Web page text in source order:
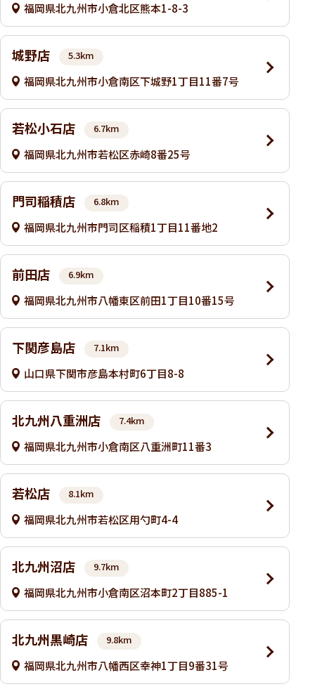
福岡県北九州市小倉北区熊本1-8-3
城野店 5.3km
福岡県北九州市小倉南区下城野1丁目11番7号
若松小石店 6.7km
福岡県北九州市若松区赤崎8番25号
門司稲積店 6.8km
福岡県北九州市門司区稲積1丁目11番地2
前田店 6.9km
福岡県北九州市八幡東区前田1丁目10番15号
下関彦島店 7.1km
山口県下関市彦島本村町6丁目8-8
北九州八重洲店 7.4km
福岡県北九州市小倉南区八重洲町11番3
若松店 8.1km
福岡県北九州市若松区用勺町4-4
北九州沼店 9.7km
福岡県北九州市小倉南区沼本町2丁目885-1
北九州黒崎店 9.8km
福岡県北九州市八幡西区幸神1丁目9番31号